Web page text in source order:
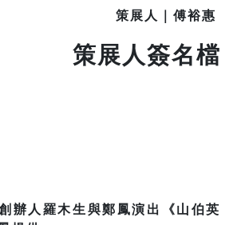
策展人｜ 傅裕惠